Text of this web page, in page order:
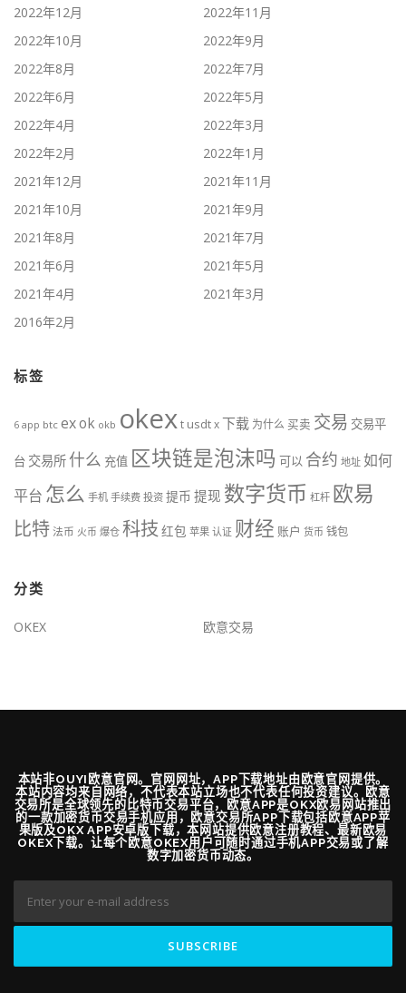
2022年12月
2022年11月
2022年10月
2022年9月
2022年8月
2022年7月
2022年6月
2022年5月
2022年4月
2022年3月
2022年2月
2022年1月
2021年12月
2021年11月
2021年10月
2021年9月
2021年8月
2021年7月
2021年6月
2021年5月
2021年4月
2021年3月
2016年2月
标签
6 app btc exok okb okext usdtx下载 为什么 买卖 交易 交易平
台 交易所 什么 充值 区块链是泡沫吗 可以 合约 地址 如何
平台 怎么 手机 手续费 投资 提币 提现 数字货币 杠杆 欧易
比特法币 火币 爆仓 科技 红包 苹果 认证 财经 账户 货币 钱包
分类
OKEX 欧意交易
本站非OUYI欧意官网。官网网址，APP下载地址由欧意官网提供。
本站内容均来自网络，不代表本站立场也不代表任何投资建议。欧意
交易所是全球领先的比特币交易平台，欧意APP是OKX欧易网站推出
的一款加密货币交易手机应用，欧意交易所APP下载包括欧意APP苹
果版及OKX APP安卓版下载，本网站提供欧意注册教程、最新欧易
OKEX下载。让每个欧意OKEX用户可随时通过手机APP交易或了解
数字加密货币动态。